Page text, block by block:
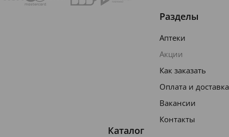
Разделы
Аптеки
Акции
Как заказать
Оплата и доставка
Вакансии
Контакты
Каталог